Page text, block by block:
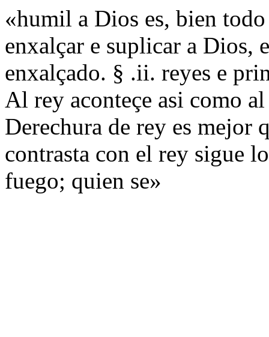
«humil a Dios es, bien
enxalçar e suplicar a Dios,
enxalçado. § .ii. reyes e
Al rey aconteçe asi como
Derechura de rey es mejor
contrasta con el rey sigue
fuego; quien se»